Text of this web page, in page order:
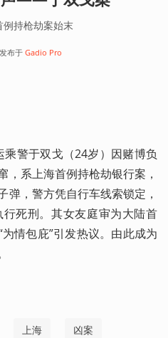
例持枪劫案始末
发布于 Gadio Pro
警于双戈（24岁）因赌博负
，系上海首例持枪劫银行案，
弹，警方凭自行车线索锁定，
死刑。其女友庭审为大陆首
情包庇”引发热议。由此成为
上海 凶案